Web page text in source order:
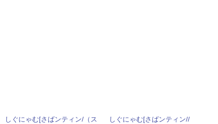
しぐにゃむ[さばンティン/（ス
しぐにゃむ[さばンティン//